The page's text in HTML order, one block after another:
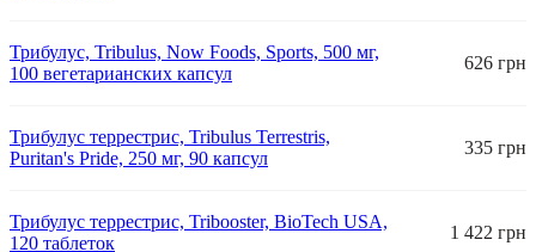
Трибулус, Tribulus, Now Foods, Sports, 500 мг,
100 вегетарианских капсул
626 грн
Трибулус террестрис, Tribulus Terrestris,
Puritan's Pride, 250 мг, 90 капсул
335 грн
Трибулус террестрис, Tribooster, BioTech USA,
120 таблеток
1 422 грн